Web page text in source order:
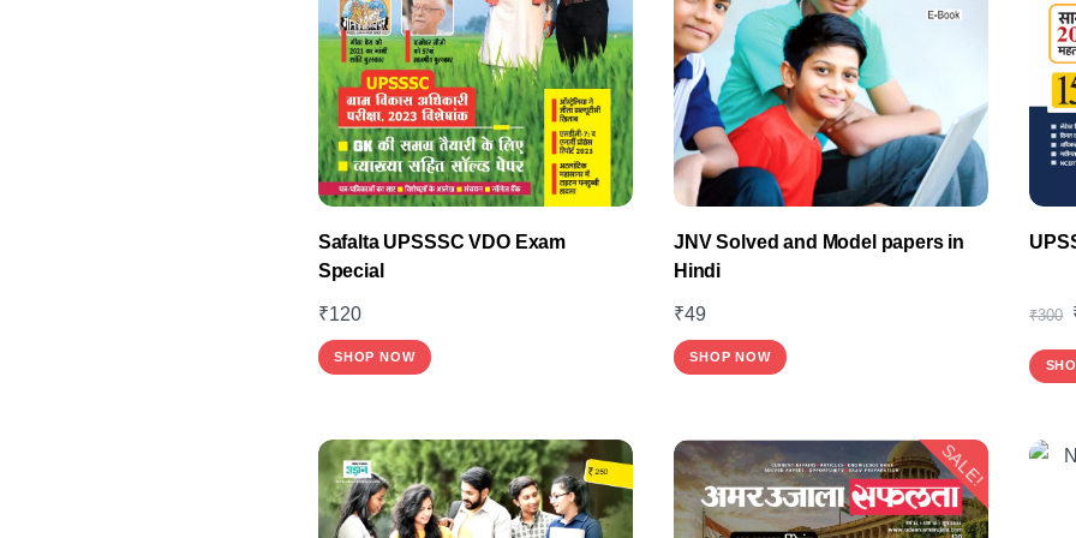
Safalta UPSSSC VDO Exam
Special
₹120
SHOP NOW
multiple
variants.
The
JNV Solved and Model papers in
Hindi
₹49
SHOP NOW
₹300
SALE!